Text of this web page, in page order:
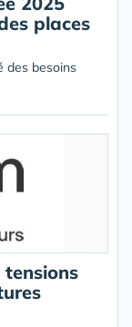
places
des besoins